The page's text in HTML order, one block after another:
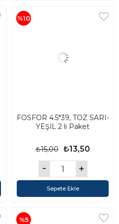
FOSFOR 4.5*39, TOZ SARI-
YEŞİL 2 li Paket
₺13,50
₺15,00
Sepete Ekle
%10
%5